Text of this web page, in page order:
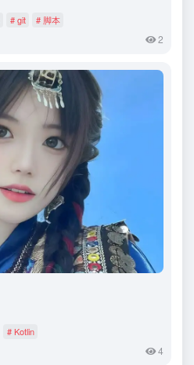
# git # 脚本
2
# Kotlin
4